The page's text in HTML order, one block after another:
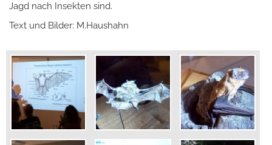
Jagd nach Insekten sind.
Text und Bilder: M.Haushahn